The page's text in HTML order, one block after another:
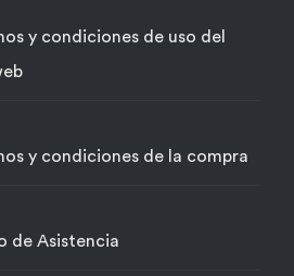
y condiciones de uso del
y condiciones de la compra
de Asistencia